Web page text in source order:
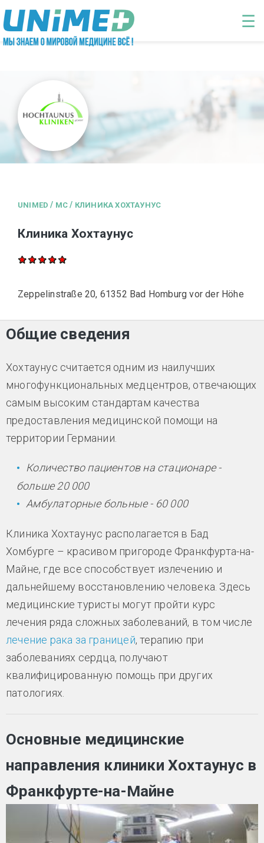
Перейти к основному содержанию
☰
UNIMED / MC / КЛИНИКА ХОХТАУНУС
Клиника Хохтаунус
Zeppelinstraße 20, 61352 Bad Homburg vor der Höhe
Общие сведения
Хохтаунус считается одним из наилучших
многофункциональных медцентров, отвечающих
самым высоким стандартам качества
предоставления медицинской помощи на
территории Германии.
Количество пациентов на стационаре -
больше 20 000
Амбулаторные больные - 60 000
Клиника Хохтаунус располагается в Бад
Хомбурге – красивом пригороде Франкфурта-на-
Майне, где все способствует излечению и
дальнейшему восстановлению человека. Здесь
медицинские туристы могут пройти курс
лечения ряда сложных заболеваний, в том числе
лечение рака за границей, терапию при
заболеваниях сердца, получают
квалифицированную помощь при других
патологиях.
Основные медицинские
направления клиники Хохтаунус в
Франкфурте-на-Майне